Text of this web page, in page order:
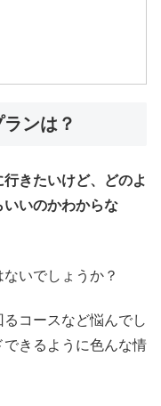
ンは？
行きたいけど、どのよ
いいのかわからな
いでしょうか？
コースなど悩んでし
きるように色んな情